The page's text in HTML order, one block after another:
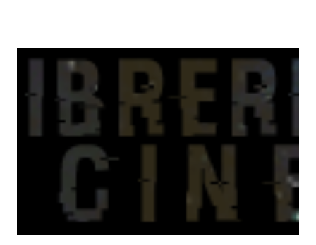
potete capire le mie aspettative! Innanzitutto, se la Gier o
probabilmente lo avrei apprezzato molto di più. Red è
molto introduttivo, nel senso che in trecento pagine non
succede un bel niente. E non ha nemmeno un finale ._.
finisce esattamente nel bel mezzo della storia (anzi, quale
"mezzo" della storia? Questa storia ha praticamente solo